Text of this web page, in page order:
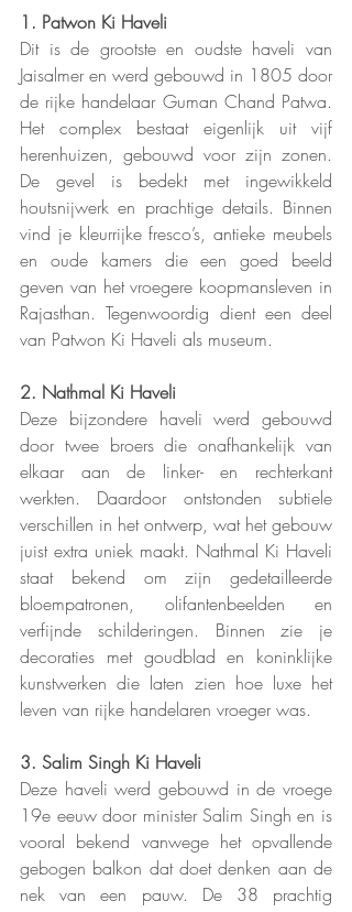
1. Patwon Ki Haveli
Dit is de grootste en oudste haveli van
Jaisalmer en werd gebouwd in 1805 door
de rijke handelaar Guman Chand Patwa.
Het complex bestaat eigenlijk uit vijf
herenhuizen, gebouwd voor zijn zonen.
De gevel is bedekt met ingewikkeld
houtsnijwerk en prachtige details. Binnen
vind je kleurrijke fresco’s, antieke meubels
en oude kamers die een goed beeld
geven van het vroegere koopmansleven in
Rajasthan. Tegenwoordig dient een deel
van Patwon Ki Haveli als museum.
2. Nathmal Ki Haveli
Deze bijzondere haveli werd gebouwd
door twee broers die onafhankelijk van
elkaar aan de linker- en rechterkant
werkten. Daardoor ontstonden subtiele
verschillen in het ontwerp, wat het gebouw
juist extra uniek maakt. Nathmal Ki Haveli
staat bekend om zijn gedetailleerde
bloempatronen, olifantenbeelden en
verfijnde schilderingen. Binnen zie je
decoraties met goudblad en koninklijke
kunstwerken die laten zien hoe luxe het
leven van rijke handelaren vroeger was.
3. Salim Singh Ki Haveli
Deze haveli werd gebouwd in de vroege
19e eeuw door minister Salim Singh en is
vooral bekend vanwege het opvallende
gebogen balkon dat doet denken aan de
nek van een pauw. De 38 prachtig